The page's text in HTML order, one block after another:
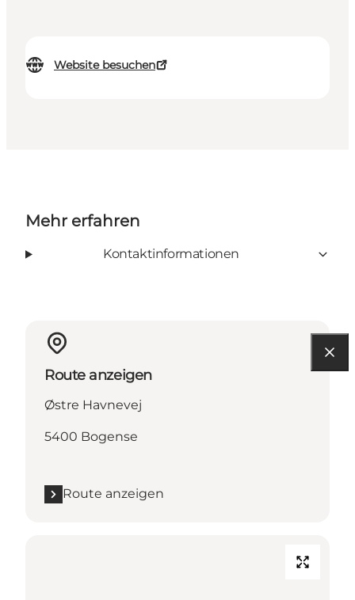
Website besuchen
Mehr erfahren
Kontaktinformationen
Route anzeigen
Østre Havnevej
5400 Bogense
Route anzeigen